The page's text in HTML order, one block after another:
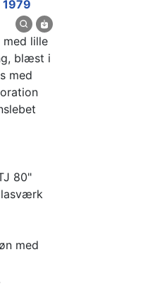
1979
lille
blæst i
med
80"
med